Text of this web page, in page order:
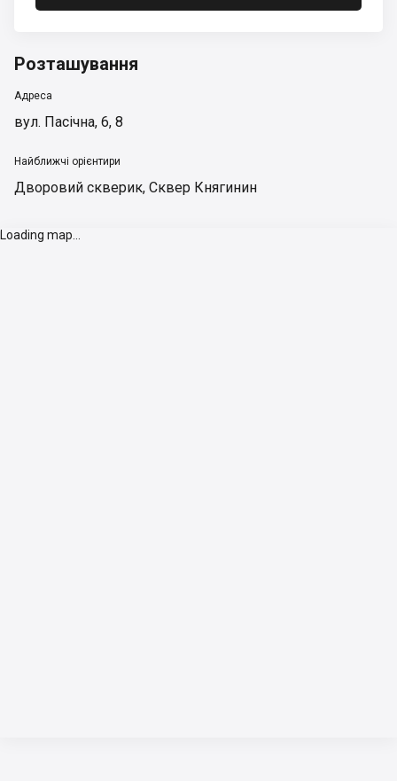
Розташування
Адреса
вул. Пасічна, 6, 8
Найближчі орієнтири
Дворовий скверик, Сквер Княгинин
Loading map...